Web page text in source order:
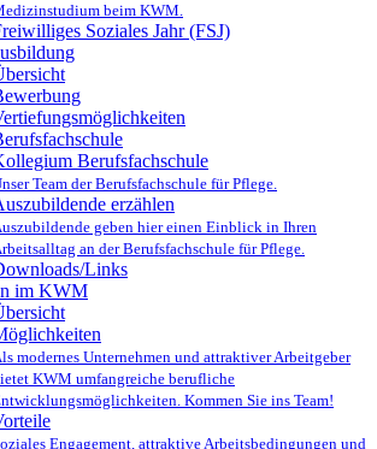
beim KWM.
Soziales Jahr (FSJ)
Berufsfachschule
Team der Berufsfachschule für Pflege.
erzählen
geben hier einen Einblick in Ihren
an der Berufsfachschule für Pflege.
Links
im KWM
modernes Unternehmen und attraktiver Arbeitgeber
KWM umfangreiche berufliche
Kommen Sie ins Team!
Engagement, attraktive Arbeitsbedingungen und